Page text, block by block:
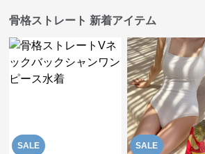
骨格ストレート 新着アイテム
SALE SALE